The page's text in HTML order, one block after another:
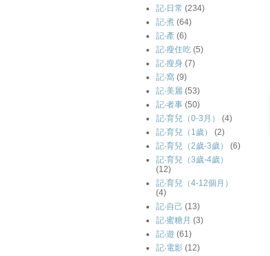
記‧日常 (234)
記‧煮 (64)
記‧產 (6)
記‧瘦住吃 (5)
記‧瘦身 (7)
記‧窩 (9)
記‧美麗 (53)
記‧者事 (50)
記‧育兒（0-3月）
(4)
記‧育兒（1歲）
(2)
記‧育兒（2歲-3歲）
(6)
記‧育兒（3歲-4歲）
(12)
記‧育兒（4-12個月）
(4)
記‧自己 (13)
記‧蜜糖月 (3)
記‧遊 (61)
記‧電影 (12)